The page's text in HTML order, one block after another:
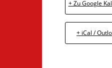
+ Zu Google
+ iCal /